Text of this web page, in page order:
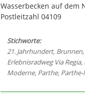
Wasserbecken auf dem
Postleitzahl 04109
Stichworte:
21. Jahrhundert, Brunnen,
Erlebnisradweg Via Regia,
Moderne, Parthe,